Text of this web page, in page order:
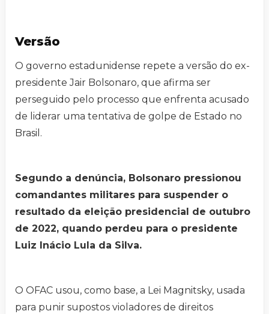
Versão
O governo estadunidense repete a versão do ex-
presidente Jair Bolsonaro, que afirma ser
perseguido pelo processo que enfrenta acusado
de liderar uma tentativa de golpe de Estado no
Brasil.
Segundo a denúncia, Bolsonaro pressionou
comandantes militares para suspender o
resultado da eleição presidencial de outubro
de 2022, quando perdeu para o presidente
Luiz Inácio Lula da Silva.
O OFAC usou, como base, a Lei Magnitsky, usada
para punir supostos violadores de direitos